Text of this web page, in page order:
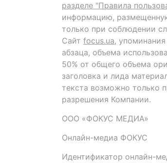
разделе "Правила
информацию,
только при соблюдении
Сайт focus.ua,
абзаца, объема
50% от общего объема
заголовка и лида
текста возможно только
разрешения Компании.
ООО «ФОКУС МЕДИА»
Онлайн-медиа ФОКУС
Идентификатор онлайн-